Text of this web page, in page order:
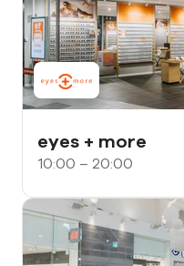
eyes + more
10:00 – 20:00